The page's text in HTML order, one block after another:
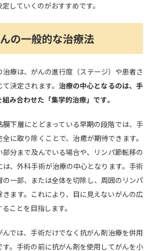
していくのがおすすめです。
の一般的な治療法
治療は、がんの進行度（ステージ）や患者さ
決定されます。 治療の中心となるのは、手
み合わせた「集学的治療」です。
下層にとどまっている早期の段階では、手
に取り除くことで、治癒が期待できます。
分まで及んでいる場合や、リンパ節転移の
、外科手術が治療の中心となります。手術
の一部、または全体を切除し、周囲のリンパ
ます。これにより、目に見えないがんの広
ことを目指します。
では、手術だけでなく抗がん剤治療を併用
。手術の前に抗がん剤を使用してがんを小